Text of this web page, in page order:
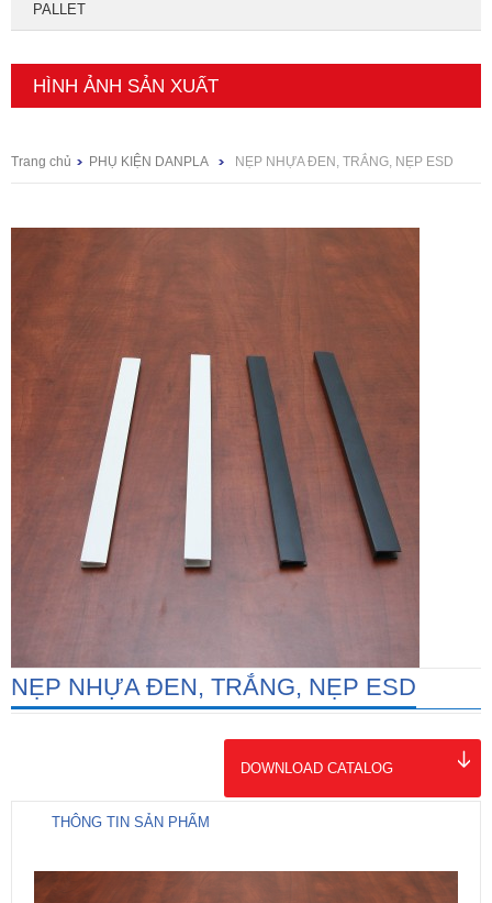
PALLET
HÌNH ẢNH SẢN XUẤT
Trang chủ PHỤ KIỆN DANPLA NẸP NHỰA ĐEN, TRẮNG, NẸP ESD
NẸP NHỰA ĐEN, TRẮNG, NẸP ESD
DOWNLOAD CATALOG
THÔNG TIN SẢN PHẨM